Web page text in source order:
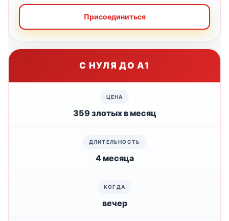
Присоединиться
С НУЛЯ ДО А1
359 злотых в месяц
4 месяца
вечер